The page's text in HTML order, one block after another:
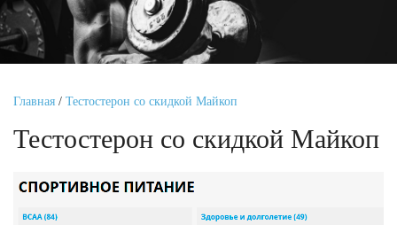
Главная / Тестостерон со скидкой Майкоп
Тестостерон со скидкой Майкоп